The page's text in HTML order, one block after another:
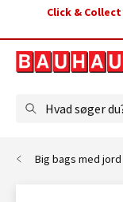
Click &
Hvad søger
Big bags med jord